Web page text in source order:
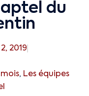
du
2019
, Les équipes